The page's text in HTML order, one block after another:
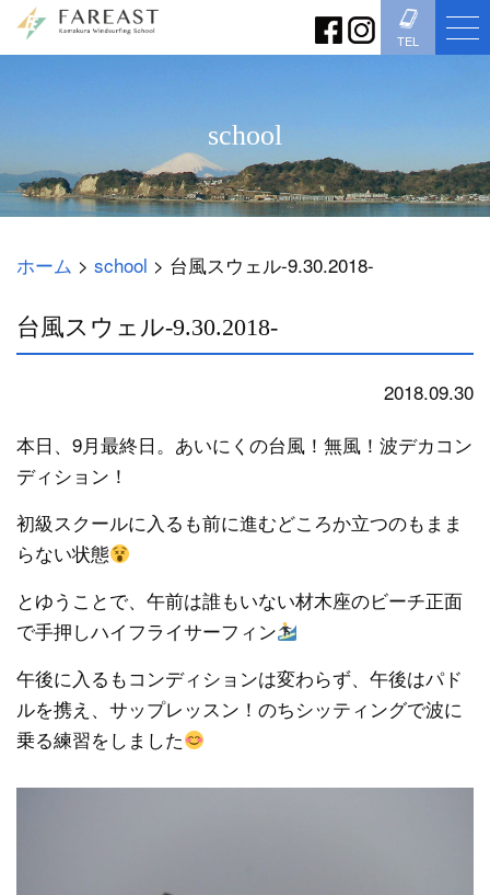
TEL
school
ホーム > school > 台風スウェル-9.30.2018-
台風スウェル-9.30.2018-
2018.09.30
本日、9月最終日。あいにくの台風！無風！波デカコン
ディション！
初級スクールに入るも前に進むどころか立つのもまま
らない状態
とゆうことで、午前は誰もいない材木座のビーチ正面
で手押しハイフライサーフィン
午後に入るもコンディションは変わらず、午後はパド
ルを携え、サップレッスン！のちシッティングで波に
乗る練習をしました